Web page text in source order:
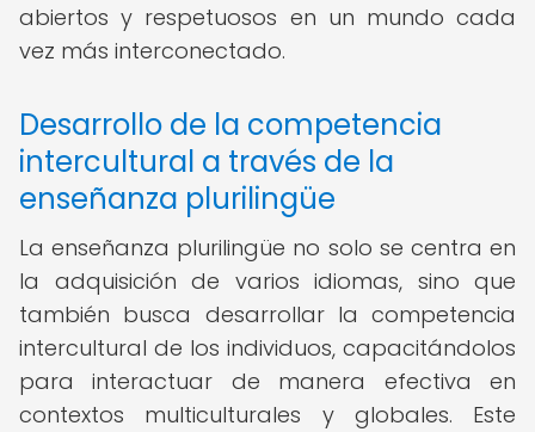
abiertos y respetuosos en un mundo cada
vez más interconectado.
Desarrollo de la competencia
intercultural a través de la
enseñanza plurilingüe
La enseñanza plurilingüe no solo se centra en
la adquisición de varios idiomas, sino que
también busca desarrollar la competencia
intercultural de los individuos, capacitándolos
para interactuar de manera efectiva en
contextos multiculturales y globales. Este